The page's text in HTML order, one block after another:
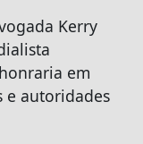
Kerry
em
e autoridades